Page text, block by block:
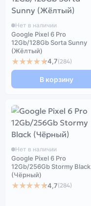
Нет в наличии
Google Pixel 6 Pro
12Gb/128Gb Sorta Sunny
(Жёлтый)
★★★★★4,7(284)
В корзину
Нет в наличии
Google Pixel 6 Pro
12Gb/256Gb Stormy Black
(Чёрный)
★★★★★4,7(284)